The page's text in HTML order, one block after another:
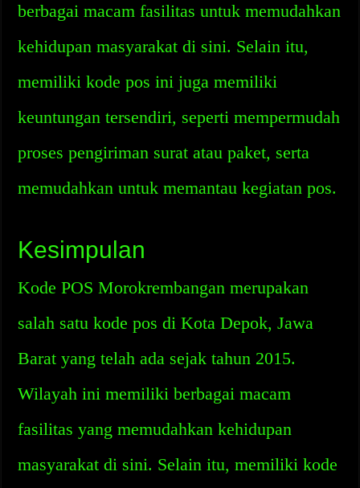
berbagai macam fasilitas untuk memudahkan
kehidupan masyarakat di sini. Selain itu,
memiliki kode pos ini juga memiliki
keuntungan tersendiri, seperti mempermudah
proses pengiriman surat atau paket, serta
memudahkan untuk memantau kegiatan pos.
Kesimpulan
Kode POS Morokrembangan merupakan
salah satu kode pos di Kota Depok, Jawa
Barat yang telah ada sejak tahun 2015.
Wilayah ini memiliki berbagai macam
fasilitas yang memudahkan kehidupan
masyarakat di sini. Selain itu, memiliki kode